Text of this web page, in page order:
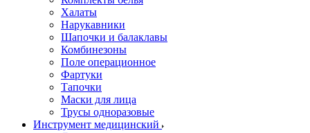
Халаты
Нарукавники
Шапочки и балаклавы
Комбинезоны
Поле операционное
Фартуки
Тапочки
Маски для лица
Трусы одноразовые
Инструмент медицинский